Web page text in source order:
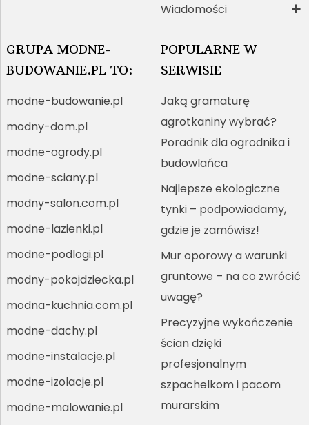
Wiadomości
GRUPA MODNE-
BUDOWANIE.PL TO:
modne-budowanie.pl
modny-dom.pl
modne-ogrody.pl
modne-sciany.pl
modny-salon.com.pl
modne-lazienki.pl
modne-podlogi.pl
modny-pokojdziecka.pl
modna-kuchnia.com.pl
modne-dachy.pl
modne-instalacje.pl
modne-izolacje.pl
modne-malowanie.pl
POPULARNE W
SERWISIE
Jaką gramaturę
agrotkaniny wybrać?
Poradnik dla ogrodnika i
budowlańca
Najlepsze ekologiczne
tynki – podpowiadamy,
gdzie je zamówisz!
Mur oporowy a warunki
gruntowe – na co zwrócić
uwagę?
Precyzyjne wykończenie
ścian dzięki
profesjonalnym
szpachelkom i pacom
murarskim